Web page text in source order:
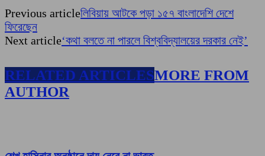
Previous articleলিবিয়ায় আটকে পড়া ১৫৭ বাংলাদেশি দেশে
ফিরেছেন
Next article‘কথা বলতে না পারলে বিশ্ববিদ্যালয়ের দরকার নেই’
RELATED ARTICLESMORE FROM
AUTHOR